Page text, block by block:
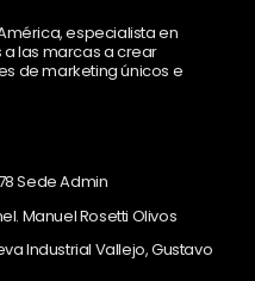
especialista en
las marcas a crear
de marketing únicos e
Sede Admin
Manuel Rosetti Olivos
Industrial Vallejo, Gustavo